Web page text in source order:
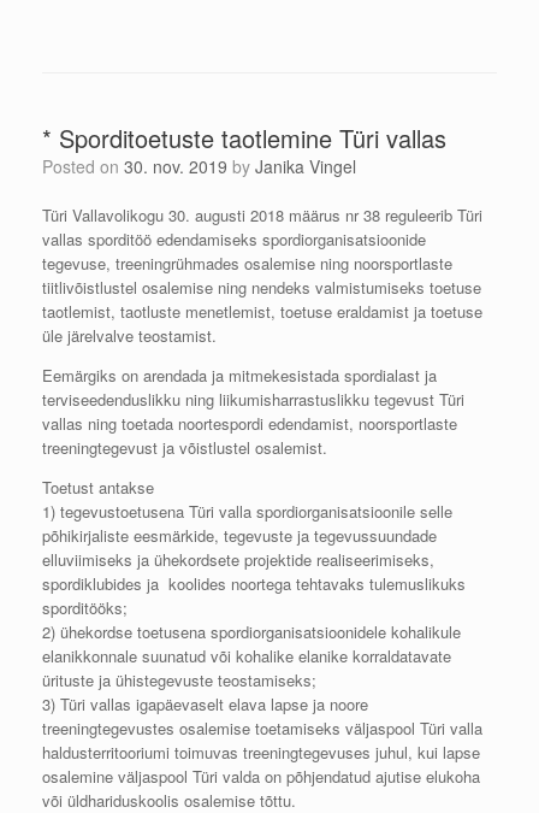
* Sporditoetuste taotlemine Türi vallas
Posted on 30. nov. 2019 by Janika Vingel
Türi Vallavolikogu 30. augusti 2018 määrus nr 38 reguleerib Türi
vallas sporditöö edendamiseks spordiorganisatsioonide
tegevuse, treeningrühmades osalemise ning noorsportlaste
tiitlivõistlustel osalemise ning nendeks valmistumiseks toetuse
taotlemist, taotluste menetlemist, toetuse eraldamist ja toetuse
üle järelvalve teostamist.
Eemärgiks on arendada ja mitmekesistada spordialast ja
terviseedenduslikku ning liikumisharrastuslikku tegevust Türi
vallas ning toetada noortespordi edendamist, noorsportlaste
treeningtegevust ja võistlustel osalemist.
Toetust antakse
1) tegevustoetusena Türi valla spordiorganisatsioonile selle
põhikirjaliste eesmärkide, tegevuste ja tegevussuundade
elluviimiseks ja ühekordsete projektide realiseerimiseks,
spordiklubides ja koolides noortega tehtavaks tulemuslikuks
sporditööks;
2) ühekordse toetusena spordiorganisatsioonidele kohalikule
elanikkonnale suunatud või kohalike elanike korraldatavate
ürituste ja ühistegevuste teostamiseks;
3) Türi vallas igapäevaselt elava lapse ja noore
treeningtegevustes osalemise toetamiseks väljaspool Türi valla
haldusterritooriumi toimuvas treeningtegevuses juhul, kui lapse
osalemine väljaspool Türi valda on põhjendatud ajutise elukoha
või üldhariduskoolis osalemise tõttu.